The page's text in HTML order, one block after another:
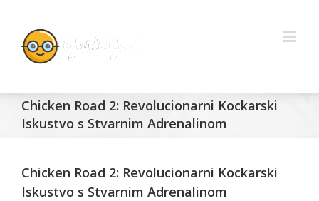
Chicken Road 2: Revolucionarni Kockarski
Iskustvo s Stvarnim Adrenalinom
Chicken Road 2: Revolucionarni Kockarski
Iskustvo s Stvarnim Adrenalinom